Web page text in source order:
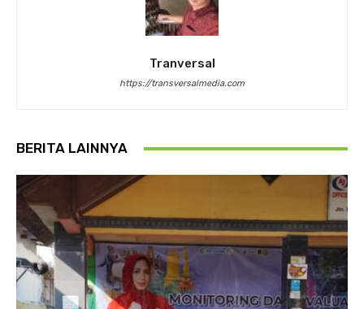
Tranversal
https://transversalmedia.com
BERITA LAINNYA